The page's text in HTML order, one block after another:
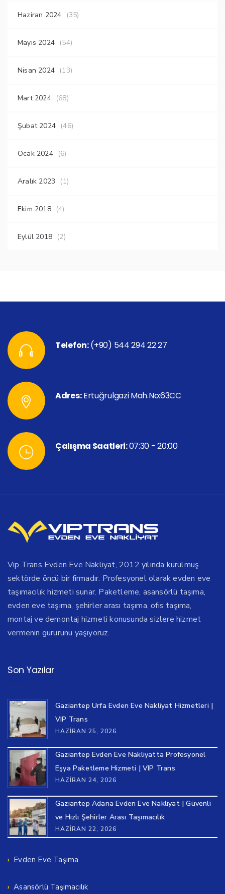
Haziran 2024 (35)
Mayıs 2024 (54)
Nisan 2024 (13)
Mart 2024 (68)
Şubat 2024 (46)
Ocak 2024 (6)
Aralık 2023 (1)
Ekim 2018 (4)
Eylül 2018 (2)
Telefon:(+90) 544 294 22 27
Adres:Ertuğrulgazi Mah.No:63CC
Çalışma Saatleri:07:30 - 20:00
Vip Trans Evden Eve Nakliyat, 2012 yılında kurulmuş
sektörde öncü bir firmadır. Profesyonel olarak evden eve
taşımacılık hizmeti sunar. Paketleme, asansörlü taşıma,
evden eve taşıma, şehirler arası taşıma, ofis taşıma,
montaj ve demontaj hizmeti konusunda sizlere hizmet
vermenin gururunu yaşıyoruz.
Son Yazılar
Gaziantep Urfa Evden Eve Nakliyat Hizmetleri |
VIP Trans
HAZIRAN 25, 2026
Gaziantep Evden Eve Nakliyatta Profesyonel
Eşya Paketleme Hizmeti | VIP Trans
HAZIRAN 24, 2026
Gaziantep Adana Evden Eve Nakliyat | Güvenli
ve Hızlı Şehirler Arası Taşımacılık
HAZIRAN 22, 2026
Evden Eve Taşıma
Asansörlü Taşımacılık